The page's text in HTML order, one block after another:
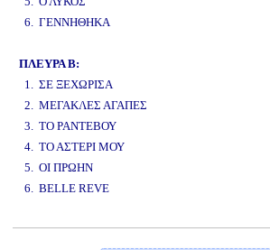
6. ΓΕΝΝΗΘΗΚΑ
ΠΛΕΥΡΑ Β:
1. ΣΕ ΞΕΧΩΡΙΣΑ
2. ΜΕΓΑΚΛΕΣ ΑΓΑΠΕΣ
3. ΤΟ ΡΑΝΤΕΒΟΥ
4. ΤΟ ΑΣΤΕΡΙ ΜΟΥ
5. ΟΙ ΠΡΩΗΝ
6. BELLE REVE